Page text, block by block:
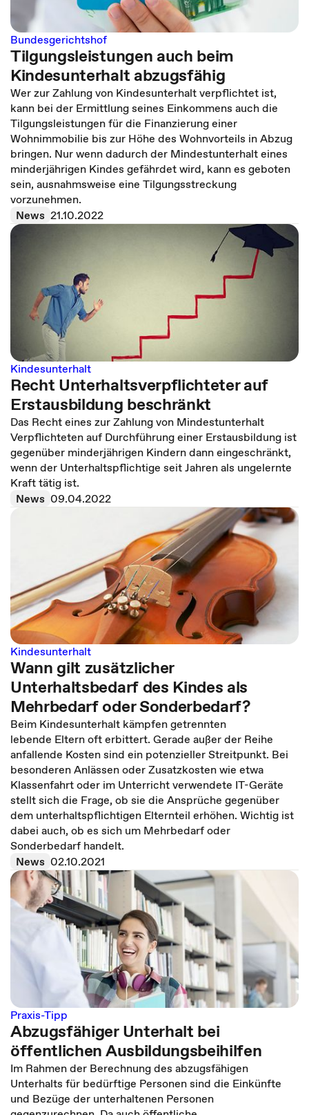
Bundesgerichtshof
Tilgungsleistungen auch beim
Kindesunterhalt abzugsfähig
Wer zur Zahlung von Kindesunterhalt verpflichtet ist,
kann bei der Ermittlung seines Einkommens auch die
Tilgungsleistungen für die Finanzierung einer
Wohnimmobilie bis zur Höhe des Wohnvorteils in Abzug
bringen. Nur wenn dadurch der Mindestunterhalt eines
minderjährigen Kindes gefährdet wird, kann es geboten
sein, ausnahmsweise eine Tilgungsstreckung
vorzunehmen.
News 21.10.2022
Kindesunterhalt
Recht Unterhaltsverpflichteter auf
Erstausbildung beschränkt
Das Recht eines zur Zahlung von Mindestunterhalt
Verpflichteten auf Durchführung einer Erstausbildung ist
gegenüber minderjährigen Kindern dann eingeschränkt,
wenn der Unterhaltspflichtige seit Jahren als ungelernte
Kraft tätig ist.
News 09.04.2022
Kindesunterhalt
Wann gilt zusätzlicher
Unterhaltsbedarf des Kindes als
Mehrbedarf oder Sonderbedarf?
Beim Kindesunterhalt kämpfen getrennten
lebende Eltern oft erbittert. Gerade außer der Reihe
anfallende Kosten sind ein potenzieller Streitpunkt. Bei
besonderen Anlässen oder Zusatzkosten wie etwa
Klassenfahrt oder im Unterricht verwendete IT-Geräte
stellt sich die Frage, ob sie die Ansprüche gegenüber
dem unterhaltspflichtigen Elternteil erhöhen. Wichtig ist
dabei auch, ob es sich um Mehrbedarf oder
Sonderbedarf handelt.
News 02.10.2021
Praxis-Tipp
Abzugsfähiger Unterhalt bei
öffentlichen Ausbildungsbeihilfen
Im Rahmen der Berechnung des abzugsfähigen
Unterhalts für bedürftige Personen sind die Einkünfte
und Bezüge der unterhaltenen Personen